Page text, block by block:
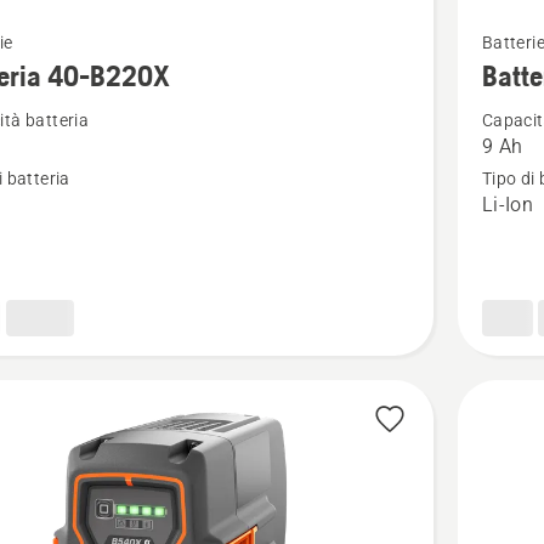
40-B220X
batteria
batteria
maggiori
dettagli
40-
Batterie
9 Ah
Tipo di
Li-Ion